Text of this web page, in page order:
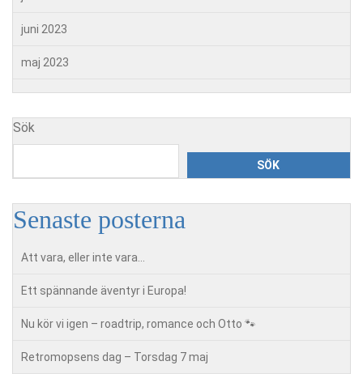
juni 2023
maj 2023
Sök
SÖK
Senaste posterna
Att vara, eller inte vara…
Ett spännande äventyr i Europa!
Nu kör vi igen – roadtrip, romance och Otto 🐾
Retromopsens dag – Torsdag 7 maj